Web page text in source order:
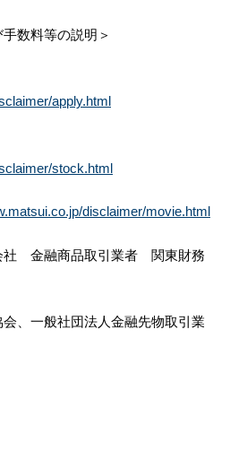
数料等の説明＞
apply.html
stock.html
disclaimer/movie.html
社 金融商品取引業者 関東財務
、一般社団法人金融先物取引業